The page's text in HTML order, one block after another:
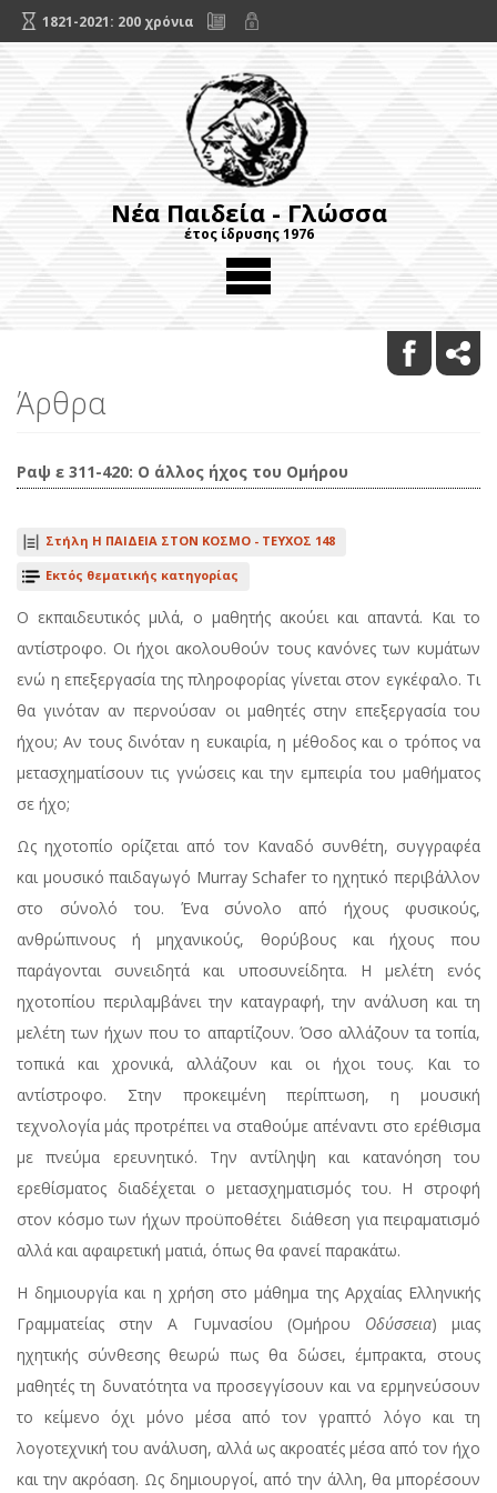
1821-2021: 200 χρόνια
Νέα Παιδεία - Γλώσσα
έτος ίδρυσης 1976
Άρθρα
Ραψ ε 311-420: Ο άλλος ήχος του Ομήρου
Στήλη Η ΠΑΙΔΕΙΑ ΣΤΟΝ ΚΟΣΜΟ - ΤΕΥΧΟΣ 148
Εκτός θεματικής κατηγορίας
Ο εκπαιδευτικός μιλά, ο μαθητής ακούει και απαντά. Και το
αντίστροφο. Οι ήχοι ακολουθούν τους κανόνες των κυμάτων
ενώ η επεξεργασία της πληροφορίας γίνεται στον εγκέφαλο. Τι
θα γινόταν αν περνούσαν οι μαθητές στην επεξεργασία του
ήχου; Αν τους δινόταν η ευκαιρία, η μέθοδος και ο τρόπος να
μετασχηματίσουν τις γνώσεις και την εμπειρία του μαθήματος
σε ήχο;
Ως ηχοτοπίο ορίζεται από τον Καναδό συνθέτη, συγγραφέα
και μουσικό παιδαγωγό Murray Schafer το ηχητικό περιβάλλον
στο σύνολό του. Ένα σύνολο από ήχους φυσικούς,
ανθρώπινους ή μηχανικούς, θορύβους και ήχους που
παράγονται συνειδητά και υποσυνείδητα. Η μελέτη ενός
ηχοτοπίου περιλαμβάνει την καταγραφή, την ανάλυση και τη
μελέτη των ήχων που το απαρτίζουν. Όσο αλλάζουν τα τοπία,
τοπικά και χρονικά, αλλάζουν και οι ήχοι τους. Και το
αντίστροφο. Στην προκειμένη περίπτωση, η μουσική
τεχνολογία μάς προτρέπει να σταθούμε απέναντι στο ερέθισμα
με πνεύμα ερευνητικό. Την αντίληψη και κατανόηση του
ερεθίσματος διαδέχεται ο μετασχηματισμός του. Η στροφή
στον κόσμο των ήχων προϋποθέτει διάθεση για πειραματισμό
αλλά και αφαιρετική ματιά, όπως θα φανεί παρακάτω.
Η δημιουργία και η χρήση στο μάθημα της Αρχαίας Ελληνικής
Γραμματείας στην Α Γυμνασίου (Ομήρου Οδύσσεια) μιας
ηχητικής σύνθεσης θεωρώ πως θα δώσει, έμπρακτα, στους
μαθητές τη δυνατότητα να προσεγγίσουν και να ερμηνεύσουν
το κείμενο όχι μόνο μέσα από τον γραπτό λόγο και τη
λογοτεχνική του ανάλυση, αλλά ως ακροατές μέσα από τον ήχο
και την ακρόαση. Ως δημιουργοί, από την άλλη, θα μπορέσουν